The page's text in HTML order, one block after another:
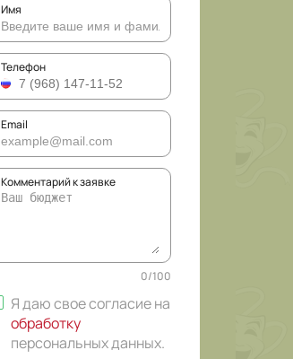
Имя
Телефон
Email
Комментарий к заявке
0/100
Я даю свое согласие на
обработку
персональных данных.